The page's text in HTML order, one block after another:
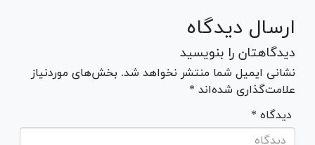
ارسال دیدگاه
دیدگاهتان را بنویسید
نشانی ایمیل شما منتشر نخواهد شد. بخش‌های موردنیاز
علامت‌گذاری شده‌اند *
* دیدگاه